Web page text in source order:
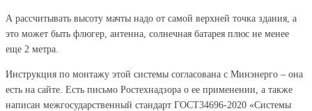
А рассчитывать высоту мачты надо от самой верхней точка здания, а
это может быть флюгер, антенна, солнечная батарея плюс не менее
еще 2 метра.
Инструкция по монтажу этой системы согласована с Минэнерго – она
есть на сайте. Есть письмо Ростехнадзора о ее применении, а также
написан межгосударственный стандарт ГОСТ34696-2020 «Системы